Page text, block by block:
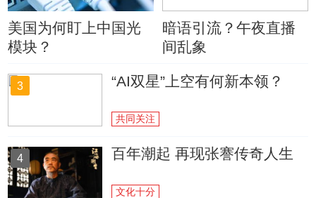
美国为何盯上中国光
模块？
暗语引流？午夜直播
间乱象
3 “AI双星”上空有何新本领？
共同关注
4 百年潮起 再现张謇传奇人生
文化十分